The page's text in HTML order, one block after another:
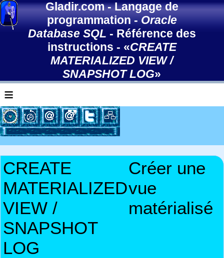
Gladir.com-Langage de
programmation-Oracle
Database SQL - Référence des
instructions - «CREATE
MATERIALIZED VIEW /
SNAPSHOT LOG»
≡
CREATE
MATERIALIZED
VIEW /
SNAPSHOT
LOG
Créer une
vue
matérialisé